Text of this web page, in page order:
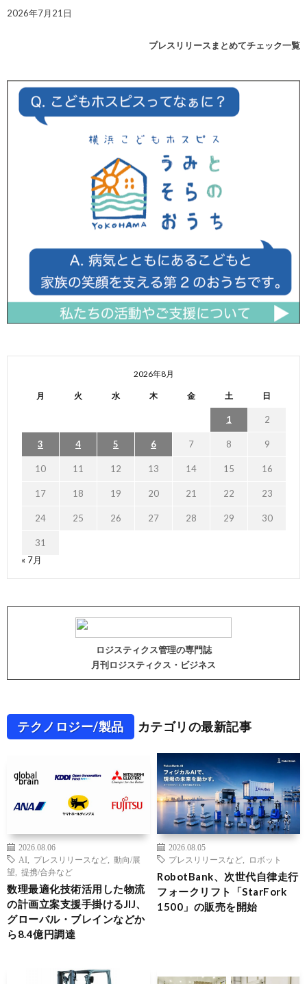
2026年7月21日
プレスリリースまとめてチェック一覧
2026年8月
月 火 水 木 金 土 日
1 2
3 4 5 6 7 8 9
10 11 12 13 14 15 16
17 18 19 20 21 22 23
24 25 26 27 28 29 30
31
« 7月
ロジスティクス管理の専門誌
月刊ロジスティクス・ビジネス
テクノロジー/製品 カテゴリの最新記事
2026.08.06
AI
プレスリリースなど
動向/展
望
提携/合弁など
数理最適化技術活用した物流
の計画立案支援手掛けるJIJ、
グローバル・ブレインなどか
ら8.4億円調達
2026.08.05
プレスリリースなど
ロボット
RobotBank、次世代自律走行
フォークリフト「StarFork
1500」の販売を開始